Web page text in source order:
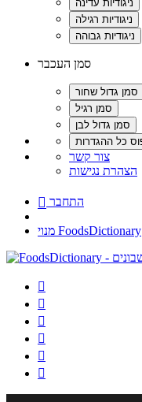
סמן העכבר
צור קשר
הצהרת נגישות
 התחבר
מנוי FoodsDictionary





